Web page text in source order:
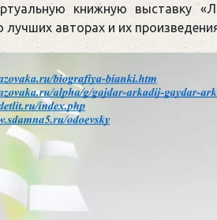
книжную выставку
авторах и их